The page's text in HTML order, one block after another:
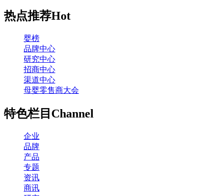
热点推荐Hot
婴榜
品牌中心
研究中心
招商中心
渠道中心
母婴零售商大会
特色栏目 Channel
企业
品牌
产品
专题
资讯
商讯